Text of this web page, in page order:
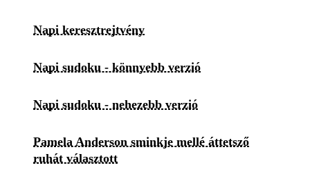
Napi keresztrejtvény
Napi sudoku - könnyebb verzió
Napi sudoku - nehezebb verzió
Pamela Anderson sminkje mellé áttetsző
ruhát választott